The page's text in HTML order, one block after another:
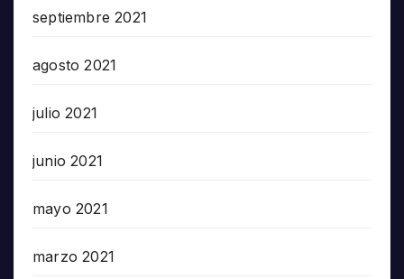
septiembre 2021
agosto 2021
julio 2021
junio 2021
mayo 2021
marzo 2021